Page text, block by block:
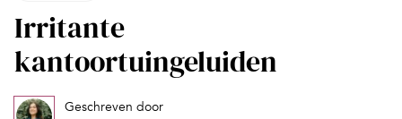
Irritante
kantoortuingeluiden
Geschreven door